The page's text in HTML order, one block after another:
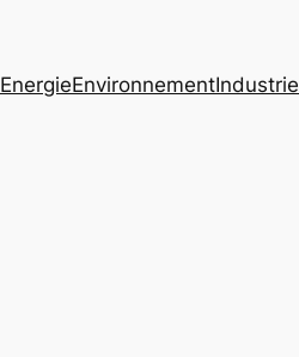
EnergieEnvironnementIndustrie